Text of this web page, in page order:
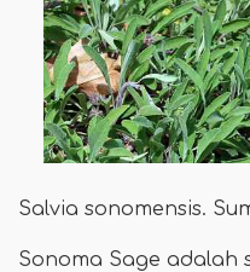
Salvia sonomensis.
Sonoma Sage adalah